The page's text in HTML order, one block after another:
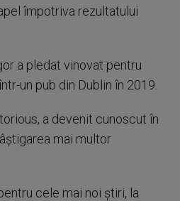
împotriva rezultatului
a pledat vinovat pentru
un pub din Dublin în 2019.
a devenit cunoscut în
mai multor
cele mai noi știri, la